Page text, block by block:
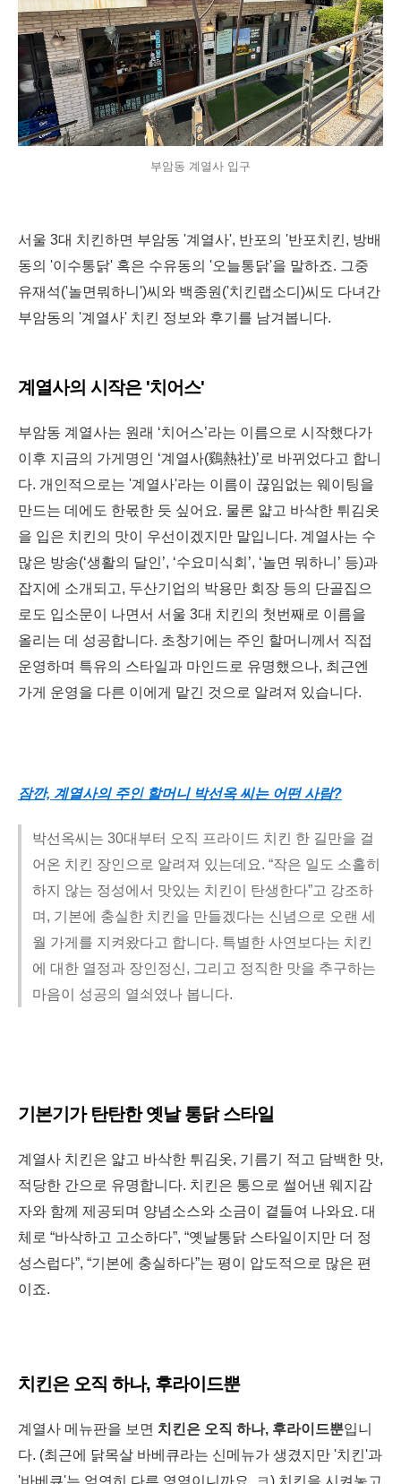
부암동 계열사 입구
서울 3대 치킨하면 부암동 '계열사', 반포의 '반포치킨, 방배
동의 '이수통닭' 혹은 수유동의 '오늘통닭'을 말하죠. 그중
유재석('놀면뭐하니')씨와 백종원('치킨랩소디)씨도 다녀간
부암동의 '계열사' 치킨 정보와 후기를 남겨봅니다.
계열사의 시작은 '치어스'
부암동 계열사는 원래 ‘치어스’라는 이름으로 시작했다가
이후 지금의 가게명인 ‘계열사(鷄熱社)’로 바뀌었다고 합니
다. 개인적으로는 '계열사'라는 이름이 끊임없는 웨이팅을
만드는 데에도 한몫한 듯 싶어요. 물론 얇고 바삭한 튀김옷
을 입은 치킨의 맛이 우선이겠지만 말입니다. 계열사는 수
많은 방송(‘생활의 달인’, ‘수요미식회’, ‘놀면 뭐하니’ 등)과
잡지에 소개되고, 두산기업의 박용만 회장 등의 단골집으
로도 입소문이 나면서 서울 3대 치킨의 첫번째로 이름을
올리는 데 성공합니다. 초창기에는 주인 할머니께서 직접
운영하며 특유의 스타일과 마인드로 유명했으나, 최근엔
가게 운영을 다른 이에게 맡긴 것으로 알려져 있습니다.
잠깐, 계열사의 주인 할머니 박선옥 씨는 어떤 사람?
박선옥씨는 30대부터 오직 프라이드 치킨 한 길만을 걸
어온 치킨 장인으로 알려져 있는데요. “작은 일도 소홀히
하지 않는 정성에서 맛있는 치킨이 탄생한다”고 강조하
며, 기본에 충실한 치킨을 만들겠다는 신념으로 오랜 세
월 가게를 지켜왔다고 합니다. 특별한 사연보다는 치킨
에 대한 열정과 장인정신, 그리고 정직한 맛을 추구하는
마음이 성공의 열쇠였나 봅니다.
기본기가 탄탄한 옛날 통닭 스타일
계열사 치킨은 얇고 바삭한 튀김옷, 기름기 적고 담백한 맛,
적당한 간으로 유명합니다. 치킨은 통으로 썰어낸 웨지감
자와 함께 제공되며 양념소스와 소금이 곁들여 나와요. 대
체로 “바삭하고 고소하다”, “옛날통닭 스타일이지만 더 정
성스럽다”, “기본에 충실하다”는 평이 압도적으로 많은 편
이죠.
치킨은 오직 하나, 후라이드뿐
계열사 메뉴판을 보면 치킨은 오직 하나, 후라이드뿐입니
다. (최근에 닭목살 바베큐라는 신메뉴가 생겼지만 '치킨'과
'바베큐'는 엄연히 다른 영역이니까요. ㅋ) 치킨을 시켜놓고